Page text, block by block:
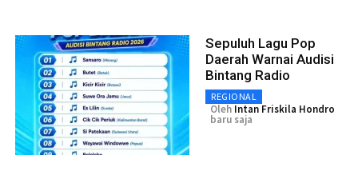
Sepuluh Lagu Pop
Daerah Warnai Audisi
Bintang Radio
REGIONAL
Oleh Intan Friskila Hondro
baru saja